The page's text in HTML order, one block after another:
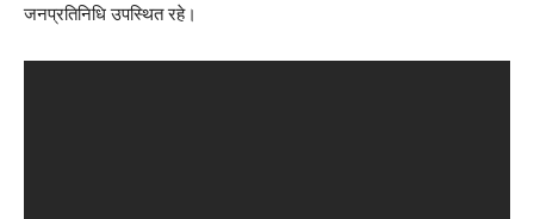
जनप्रतिनिधि उपस्थित रहे।